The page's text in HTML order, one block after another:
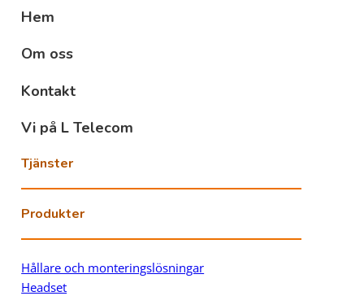
Hem
Om oss
Kontakt
Vi på L Telecom
Tjänster
Produkter
Hållare och monteringslösningar
Headset